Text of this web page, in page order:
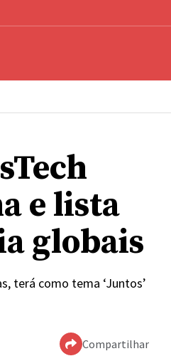
e lista
globais
terá como tema ‘Juntos’
Compartilhar